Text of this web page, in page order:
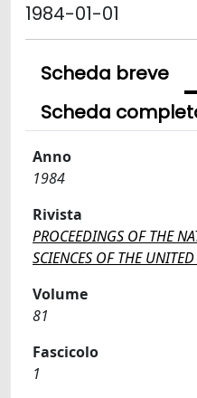
1984-01-01
Scheda breve
Scheda
Anno
1984
Rivista
PROCEEDINGS OF THE
SCIENCES OF THE
Volume
81
Fascicolo
1